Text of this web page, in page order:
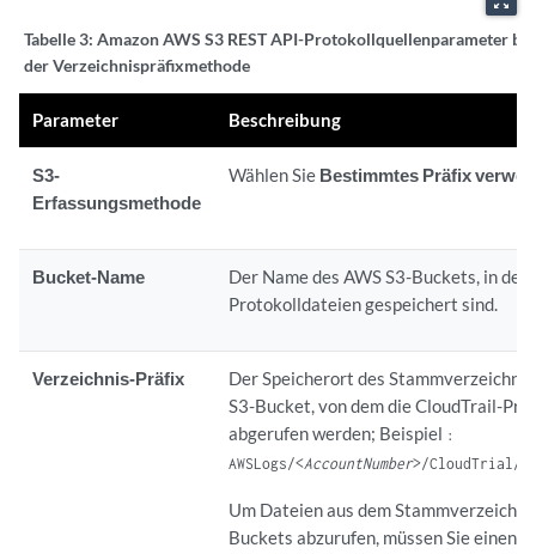
Tabelle 3: Amazon AWS S3 REST API-Protokollquellenparameter
der Verzeichnispräfixmethode
Parameter Beschreibung
S3-
Erfassungsmethode
Wählen Sie Bestimmtes Präfix
Bucket-Name
Der Name des AWS S3-Buckets, in
Protokolldateien gespeichert sind.
Verzeichnis-Präfix
Der Speicherort des
S3-Bucket, von dem die CloudTrail-
abgerufen werden; Beispiel :
AWSLogs/<AccountNumber>/CloudTrial/<
Um Dateien aus dem
Buckets abzurufen, müssen Sie einen